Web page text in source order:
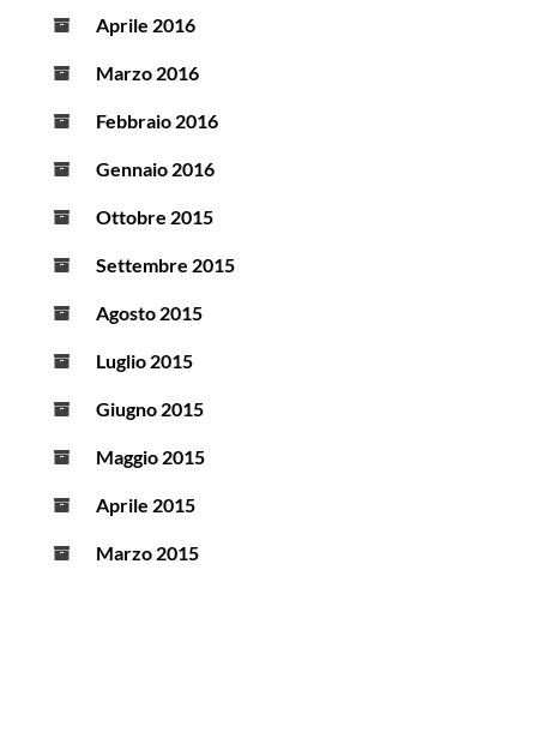
Aprile 2016
Marzo 2016
Febbraio 2016
Gennaio 2016
Ottobre 2015
Settembre 2015
Agosto 2015
Luglio 2015
Giugno 2015
Maggio 2015
Aprile 2015
Marzo 2015